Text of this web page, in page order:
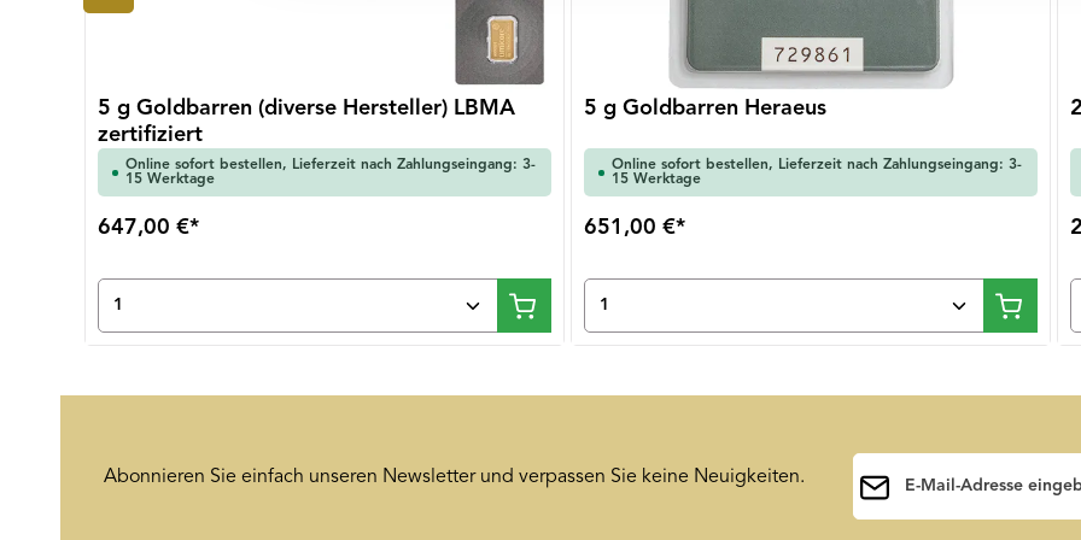
5 g Goldbarren (diverse Hersteller) LBMA
zertifiziert
Online sofort bestellen, Lieferzeit nach Zahlungseingang: 3-
15 Werktage
647,00 €*
Produkt Anzahl: Gib den gewünschten Wert ein oder benutze die
5 g Goldbarren Heraeus
Online sofort bestellen, Lieferzeit nach Zahlungseingang: 3-
15 Werktage
651,00 €*
Produkt Anzahl: Gib den
Abonnieren Sie einfach unseren Newsletter und verpassen Sie keine Neuigkeiten.